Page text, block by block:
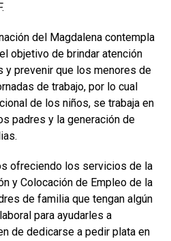
del Magdalena contempla
objetivo de brindar atención
y prevenir que los menores de
de trabajo, por lo cual
de los niños, se trabaja en
padres y la generación de
ofreciendo los servicios de la
y Colocación de Empleo de la
de familia que tengan algún
para ayudarles a
de dedicarse a pedir plata en